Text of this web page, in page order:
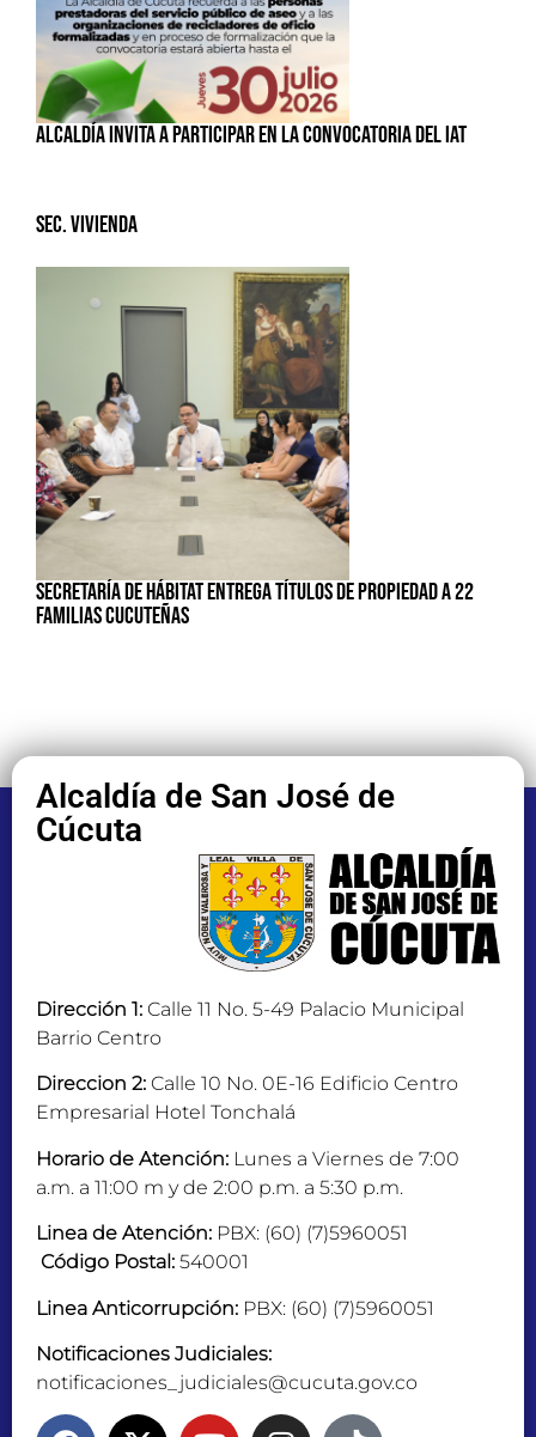
ALCALDÍA INVITA A PARTICIPAR EN LA CONVOCATORIA DEL IAT
Sec. Vivienda
SECRETARÍA DE HÁBITAT ENTREGA TÍTULOS DE PROPIEDAD A 22
FAMILIAS CUCUTEÑAS
Alcaldía de San José de
Cúcuta
Dirección 1: Calle 11 No. 5-49 Palacio Municipal
Barrio Centro
Direccion 2: Calle 10 No. 0E-16 Edificio Centro
Empresarial Hotel Tonchalá
Horario de Atención: Lunes a Viernes de 7:00
a.m. a 11:00 m y de 2:00 p.m. a 5:30 p.m.
Linea de Atención: PBX: (60) (7)5960051
Código Postal: 540001
Linea Anticorrupción: PBX: (60) (7)5960051
Notificaciones Judiciales:
notificaciones_judiciales@cucuta.gov.co